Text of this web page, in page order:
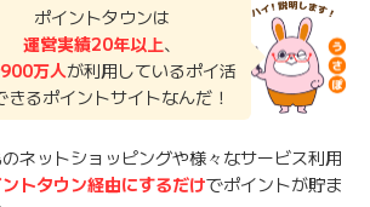
ポイントタウンは
運営実績20年以上、
万人が利用しているポイ活
きるポイントサイトなんだ！
ネットショッピングや様々なサービス利用
トタウン経由にするだけでポイントが貯ま